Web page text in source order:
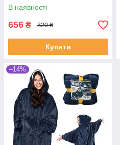
В наявності
656 ₴ 820 ₴
Купити
–14%